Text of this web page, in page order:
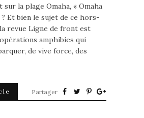
sur la plage Omaha, « Omaha
? Et bien le sujet de ce hors-
revue Ligne de front est
amphibies qui
de vive force, des
Partager